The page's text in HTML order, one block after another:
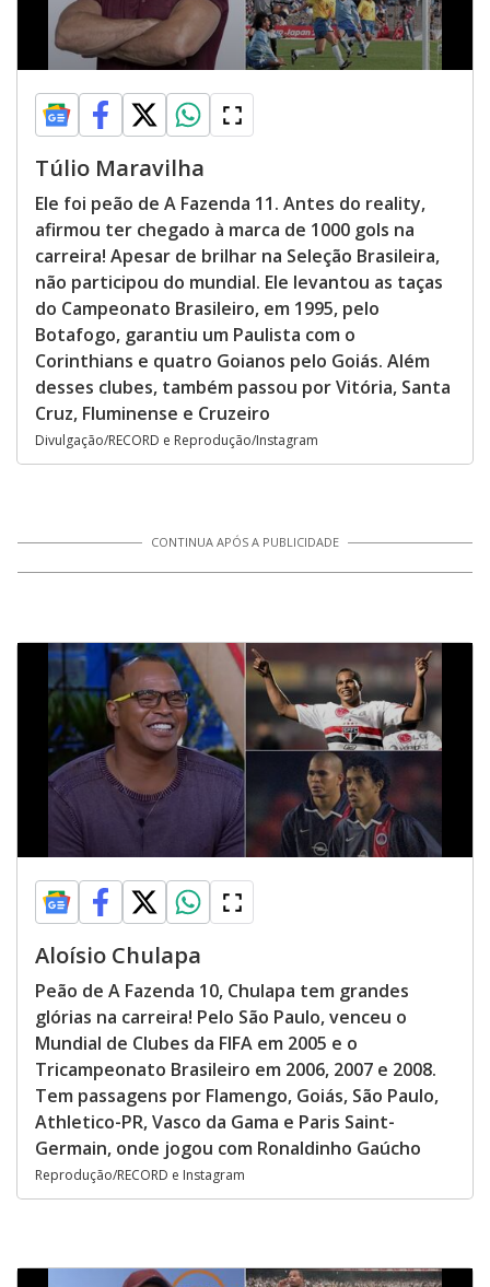
Túlio Maravilha
Ele foi peão de A Fazenda 11. Antes do reality,
afirmou ter chegado à marca de 1000 gols na
carreira! Apesar de brilhar na Seleção Brasileira,
não participou do mundial. Ele levantou as taças
do Campeonato Brasileiro, em 1995, pelo
Botafogo, garantiu um Paulista com o
Corinthians e quatro Goianos pelo Goiás. Além
desses clubes, também passou por Vitória, Santa
Cruz, Fluminense e Cruzeiro
Divulgação/RECORD e Reprodução/Instagram
CONTINUA APÓS A PUBLICIDADE
Aloísio Chulapa
Peão de A Fazenda 10, Chulapa tem grandes
glórias na carreira! Pelo São Paulo, venceu o
Mundial de Clubes da FIFA em 2005 e o
Tricampeonato Brasileiro em 2006, 2007 e 2008.
Tem passagens por Flamengo, Goiás, São Paulo,
Athletico-PR, Vasco da Gama e Paris Saint-
Germain, onde jogou com Ronaldinho Gaúcho
Reprodução/RECORD e Instagram